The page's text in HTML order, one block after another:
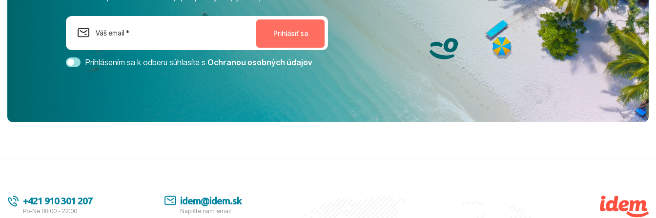
na moment nenudil, no zároveň bol
dostatok priestoru na dokonalý relax. ​
Magic Life Jacaranda môžeme s čistým
svedomím odporučiť každému, kto hľadá
bezstarostnú dovolenku na vysokej
úrovni. Všetko bolo zabezpečené na
tešíme, kam s nami vyrazíte nabudúce!
Ďakujeme za skvelé spomienky. ​S
pozdravom a prianím mnohých ďalších
Prihlásením sa k odberu súhlasíte s Ochranou osobných údajov
+421 910 301 207
Po-Ne 08:00 - 22:00
idem@idem.sk
Napíšte nám email